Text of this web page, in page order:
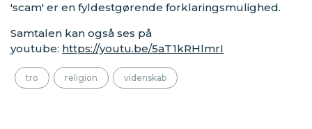
'scam' er en fyldestgørende forklaringsmulighed.
Samtalen kan også ses på
youtube: https://youtu.be/5aT1kRHlmrI
tro religion videnskab